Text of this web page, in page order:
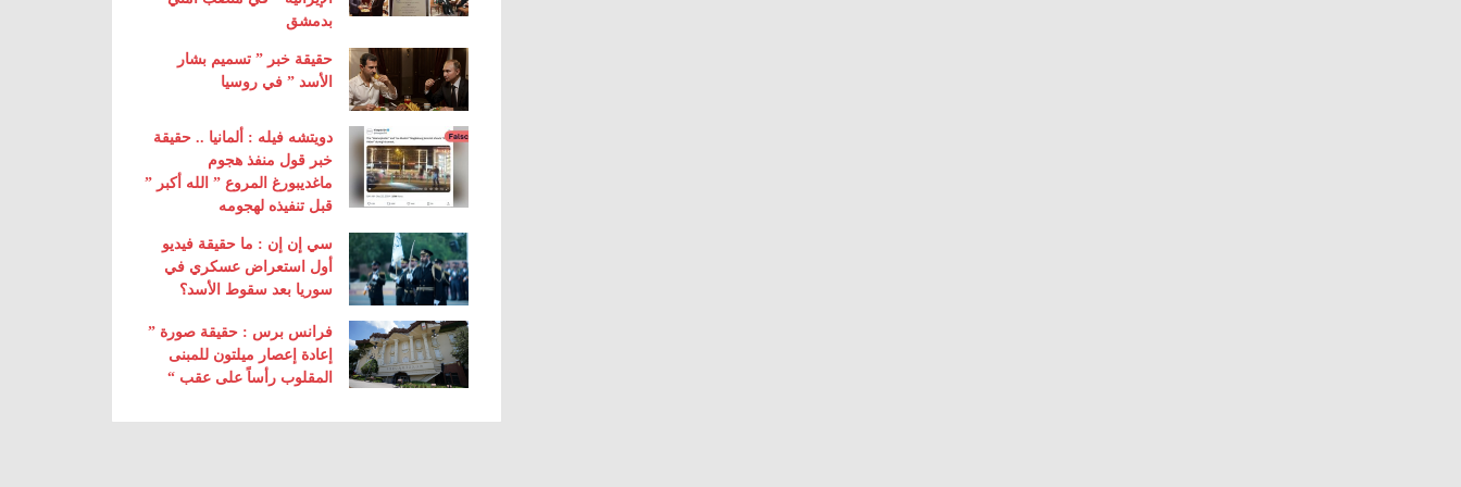
بدمشق
حقيقة خبر ” تسميم بشار
الأسد ” في روسيا
دويتشه فيله : ألمانيا .. حقيقة
خبر قول منفذ هجوم
ماغديبورغ المروع ” الله أكبر ”
قبل تنفيذه لهجومه
سي إن إن : ما حقيقة فيديو
أول استعراض عسكري في
سوريا بعد سقوط الأسد؟
فرانس برس : حقيقة صورة ”
إعادة إعصار ميلتون للمبنى
المقلوب رأساً على عقب “